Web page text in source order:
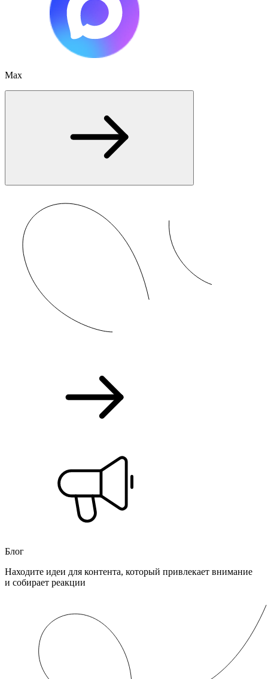
Max
Блог
Находите идеи для контента, который привлекает внимание
и собирает реакции